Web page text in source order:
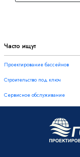
Часто ищут
Проектирование бассейнов
Строительство под ключ
Сервисное обслуживание